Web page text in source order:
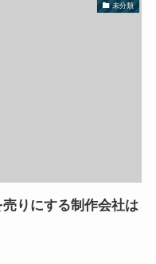
未分類
りにする制作会社は